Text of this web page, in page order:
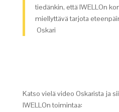
tiedänkin, että IWELLOn
miellyttävä tarjota
Oskari
Katso vielä video Oskarista ja
IWELLOn toimintaa: